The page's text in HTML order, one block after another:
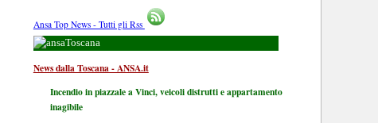
Ansa Top News - Tutti gli Rss
Toscana
News dalla Toscana - ANSA.it
Incendio in piazzale a Vinci, veicoli distrutti e appartamento
inagibile